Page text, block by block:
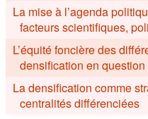
La mise à l’agenda
facteurs scientifiques,
L’équité foncière des
densification en question
La densification comme
centralités différenciées